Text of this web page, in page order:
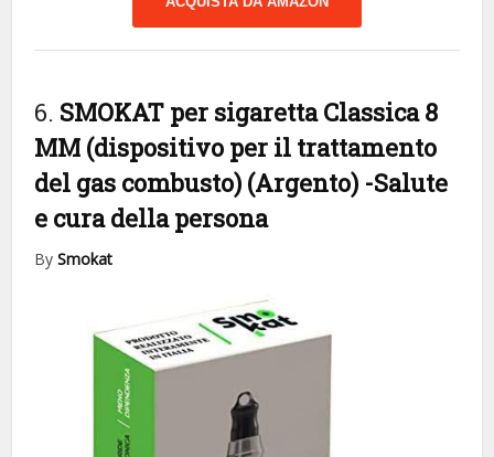
6. SMOKAT per sigaretta Classica 8
MM (dispositivo per il trattamento
del gas combusto) (Argento) -Salute
e cura della persona
BySmokat